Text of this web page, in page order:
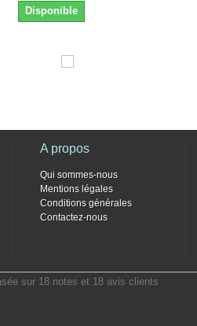
Disponible
A propos
Qui sommes-nous
Mentions légales
Conditions générales
Contactez-nous
sur 18 notes et 18 avis clients